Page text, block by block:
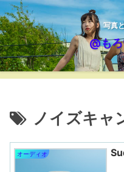
写真
@も
ノイズキャ
オーディオ